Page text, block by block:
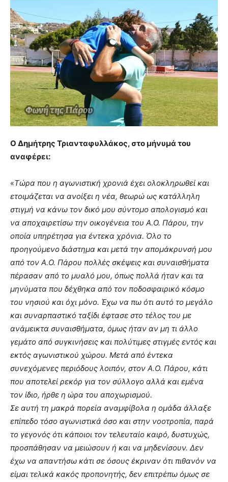
Ο Δημήτρης Τριανταφυλλάκος, στο μήνυμά του
αναφέρει:
«Τώρα που η αγωνιστική χρονιά έχει ολοκληρωθεί και
ετοιμάζεται να ανοίξει η νέα, θεωρώ ως κατάλληλη
στιγμή να κάνω τον δικό μου σύντομο απολογισμό και
να αποχαιρετίσω την οικογένεια του Α.Ο. Πάρου, την
οποία υπηρέτησα για έντεκα χρόνια. Όλο το
προηγούμενο διάστημα και μετά την απομάκρυνσή μου
από τον Α.Ο. Πάρου πολλές σκέψεις και συναισθήματα
πέρασαν από το μυαλό μου, όπως πολλά ήταν και τα
μηνύματα που δέχθηκα από τον ποδοσφαιρικό κόσμο
του νησιού και όχι μόνο. Έχω να πω ότι αυτό το μεγάλο
και συναρπαστικό ταξίδι έφτασε στο τέλος του με
ανάμεικτα συναισθήματα, όμως ήταν αν μη τι άλλο
γεμάτο από συγκινήσεις και πολύτιμες στιγμές εντός και
εκτός αγωνιστικού χώρου. Μετά από έντεκα
συνεχόμενες περιόδους λοιπόν, στον Α.Ο. Πάρου, κάτι
που αποτελεί ρεκόρ για τον σύλλογο αλλά και εμένα
τον ίδιο, ήρθε η ώρα του αποχωρισμού.
Σε αυτή τη μακρά πορεία αναμφίβολα η ομάδα άλλαξε
επίπεδο τόσο αγωνιστικά όσο και στην νοοτροπία, παρά
το γεγονός ότι κάποιοι τον τελευταίο καιρό, δυστυχώς,
προσπάθησαν να μειώσουν ή και να μηδενίσουν. Δεν
έχω να απαντήσω κάτι σε όσους έκριναν ότι πιθανόν να
είμαι τελικά κακός προπονητής, δεν επιτρέπω όμως σε